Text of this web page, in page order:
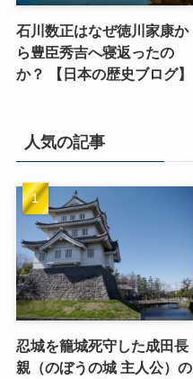
石川数正はなぜ徳川家康か
ら豊臣秀吉へ寝返ったの
か？ 【日本の歴史ブログ】
人気の記事
忍城を籠城死守した成田長
親（のぼうの城 主人公）の